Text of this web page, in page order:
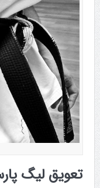
تعویق لیگ